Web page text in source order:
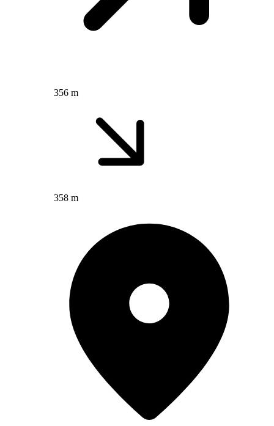
356 m
358 m